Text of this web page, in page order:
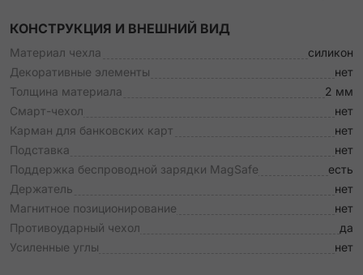
КОНСТРУКЦИЯ И ВНЕШНИЙ ВИД
Материал чехла
силикон
Декоративные элементы
нет
Толщина материала
2 мм
Смарт-чехол
нет
Карман для банковских карт
нет
Подставка
нет
Поддержка беспроводной зарядки MagSafe
есть
Держатель
нет
Магнитное позиционирование
нет
Противоударный чехол
да
Усиленные углы
нет